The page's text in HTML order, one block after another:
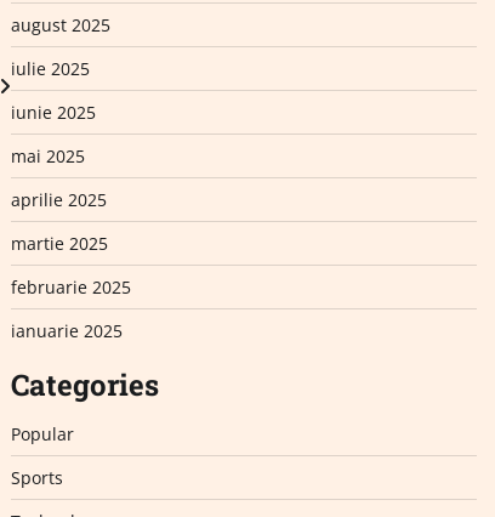
august 2025
iulie 2025
iunie 2025
mai 2025
aprilie 2025
martie 2025
februarie 2025
ianuarie 2025
Categories
Popular
Sports